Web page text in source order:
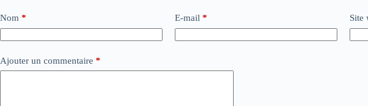
Nom * E-mail * Site
Ajouter un commentaire *